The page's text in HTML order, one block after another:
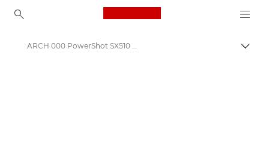
Canon Logo, back to
ARCH 000 PowerShot SX510 HS